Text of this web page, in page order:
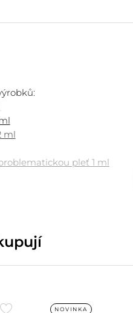
ml
pleť 1 ml
NOVINKA